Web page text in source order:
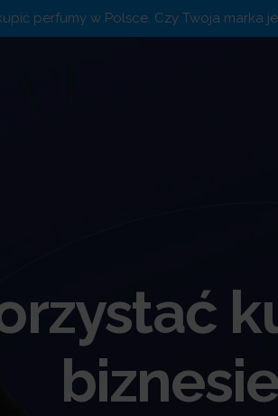
perfumy w Polsce. Czy Twoja marka